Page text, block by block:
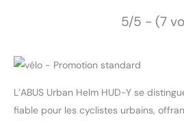
5/5 - (7
L’ABUS Urban Helm HUD-Y se
fiable pour les cyclistes urbains,